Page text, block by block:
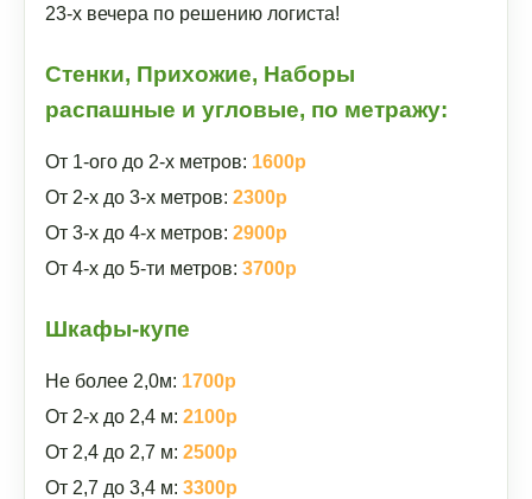
23-х вечера по решению логиста!
Стенки, Прихожие, Наборы
распашные и угловые, по метражу:
От 1-ого до 2-х метров: 1600р
От 2-х до 3-х метров: 2300р
От 3-х до 4-х метров: 2900р
От 4-х до 5-ти метров: 3700р
Шкафы-купе
Не более 2,0м: 1700р
От 2-х до 2,4 м: 2100р
От 2,4 до 2,7 м: 2500р
От 2,7 до 3,4 м: 3300р